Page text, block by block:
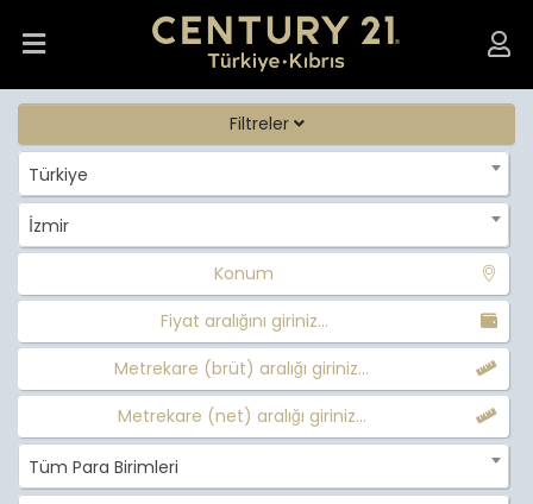
Filtreler
Türkiye
İzmir
Konum
Fiyat aralığını giriniz...
Metrekare (brüt) aralığı giriniz...
Metrekare (net) aralığı giriniz...
Tüm Para Birimleri